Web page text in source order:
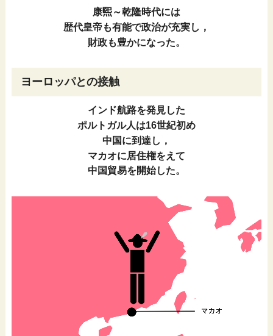
康煕～乾隆時代には
歴代皇帝も有能で政治が充実し，
財政も豊かになった。
ヨーロッパとの接触
インド航路を発見した
ポルトガル人は16世紀初め
中国に到達し，
マカオに居住権をえて
中国貿易を開始した。